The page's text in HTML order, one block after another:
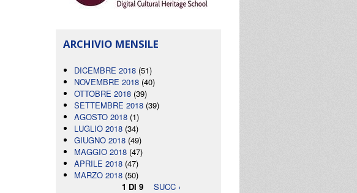
ARCHIVIO MENSILE
DICEMBRE 2018 (51)
NOVEMBRE 2018 (40)
OTTOBRE 2018 (39)
SETTEMBRE 2018 (39)
AGOSTO 2018 (1)
LUGLIO 2018 (34)
GIUGNO 2018 (49)
MAGGIO 2018 (47)
APRILE 2018 (47)
MARZO 2018 (50)
1 DI 9
SUCC ›